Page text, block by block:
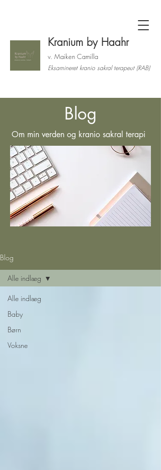
Kranium by Haahr
v. Maiken Camilla
Eksamineret kranio sakral terapeut (RAB)
Blog
Om min verden og kranio sakral terapi
Blog
Alle indlæg
Baby
Børn
Voksne
Alle indlæg